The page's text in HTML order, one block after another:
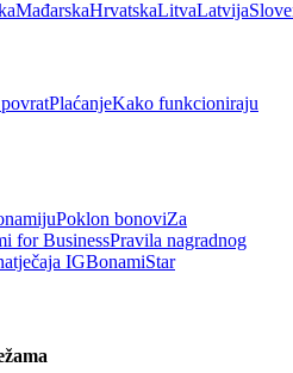
MađarskaHrvatskaLitvaLatvija
PlaćanjeKako funkcioniraju
Poklon bonoviZa
for BusinessPravila nagradnog
IGBonamiStar